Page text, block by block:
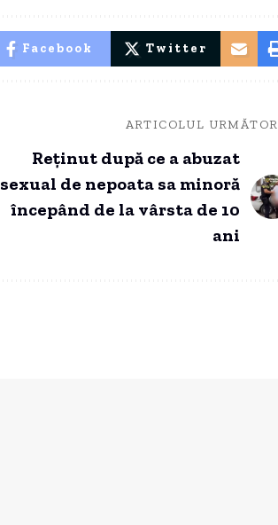
Facebook Twitter
ARTICOLUL URMĂTOR
Reținut după ce a abuzat
sexual de nepoata sa minoră
începând de la vârsta de 10
ani